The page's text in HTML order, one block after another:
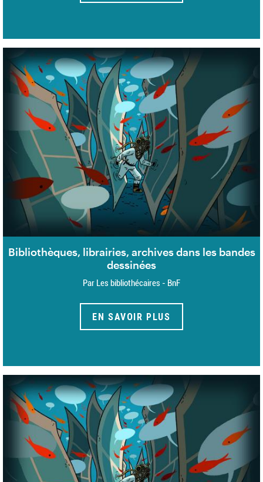
Bibliothèques, librairies, archives dans les bandes
dessinées
Par Les bibliothécaires - BnF
EN SAVOIR PLUS